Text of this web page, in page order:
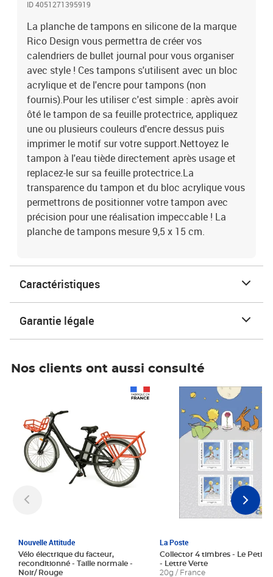
ID 4051271395919
La planche de tampons en silicone de la marque
Rico Design vous permettra de créer vos
calendriers de bullet journal pour vous organiser
avec style ! Ces tampons s'utilisent avec un bloc
acrylique et de l'encre pour tampons (non
fournis).Pour les utiliser c'est simple : après avoir
ôté le tampon de sa feuille protectrice, appliquez
une ou plusieurs couleurs d'encre dessus puis
imprimer le motif sur votre support.Nettoyez le
tampon à l'eau tiède directement après usage et
replacez-le sur sa feuille protectrice.La
transparence du tampon et du bloc acrylique vous
permettrons de positionner votre tampon avec
précision pour une réalisation impeccable ! La
planche de tampons mesure 9,5 x 15 cm.
Caractéristiques
Garantie légale
Nos clients ont aussi consulté
Nouvelle Attitude
Vélo électrique du facteur,
reconditionné - Taille normale -
Noir/ Rouge
La Poste
Collector 4 timbres - Le Petit
- Lettre Verte
20g / France
Prix 6,25€ HT